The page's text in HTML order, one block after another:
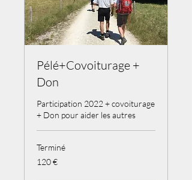
Pélé+Covoiturage +
Don
Participation 2022 + covoiturage
+ Don pour aider les autres
Terminé
120
euros
120 €